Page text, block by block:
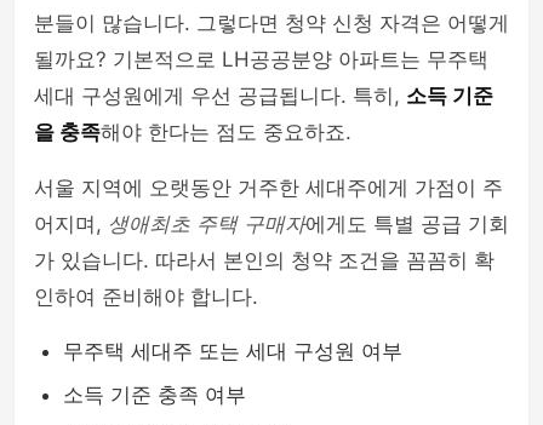
분들이 많습니다. 그렇다면 청약 신청 자격은 어떻게
될까요? 기본적으로 LH공공분양 아파트는 무주택
세대 구성원에게 우선 공급됩니다. 특히, 소득 기준
을 충족해야 한다는 점도 중요하죠.
서울 지역에 오랫동안 거주한 세대주에게 가점이 주
어지며, 생애최초 주택 구매자에게도 특별 공급 기회
가 있습니다. 따라서 본인의 청약 조건을 꼼꼼히 확
인하여 준비해야 합니다.
무주택 세대주 또는 세대 구성원 여부
소득 기준 충족 여부